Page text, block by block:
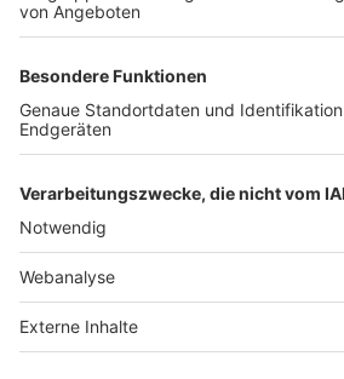
TOP-PARTNER
Nutzungsbedingungen Datenschutz